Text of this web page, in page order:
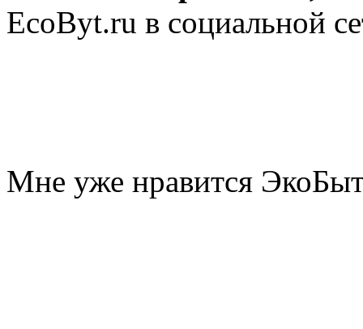
EcoByt.ru в социальной
Мне уже нравится